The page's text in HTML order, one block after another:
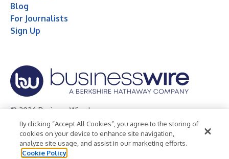
Blog
For Journalists
Sign Up
© 2026 Business Wire, Inc.
Privacy Policy Cookie Policy
Accessibility Statement
Terms of Use
Legal
By clicking “Accept All Cookies”, you agree to the storing of
cookies on your device to enhance site navigation,
analyze site usage, and assist in our marketing efforts.
Cookie Policy